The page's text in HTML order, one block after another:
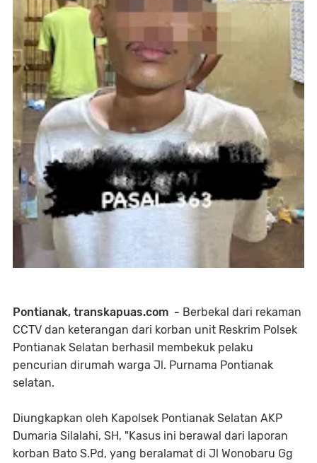
Pontianak, transkapuas.com - Berbekal dari rekaman
CCTV dan keterangan dari korban unit Reskrim Polsek
Pontianak Selatan berhasil membekuk pelaku
pencurian dirumah warga Jl. Purnama Pontianak
selatan.
Diungkapkan oleh Kapolsek Pontianak Selatan AKP
Dumaria Silalahi, SH, "Kasus ini berawal dari laporan
korban Bato S.Pd, yang beralamat di Jl Wonobaru Gg